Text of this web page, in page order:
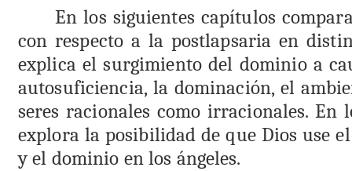
En los siguientes capítulos
con respecto a la postlapsaria en
explica el surgimiento del dominio a
autosuficiencia, la dominación, el
seres racionales como irracionales. En
explora la posibilidad de que Dios use
y el dominio en los ángeles.